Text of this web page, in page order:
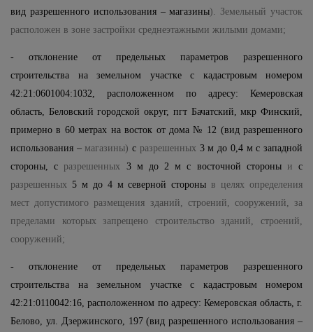
вид разрешенного использования – магазины). Земельный участок
расположен в зоне застройки среднеэтажными жилыми домами;
- отклонение от предельных параметров разрешенного
строительства на земельном участке с кадастровым номером
42:21:0601004:1032, расположенном по адресу: Кемеровская
область, Беловский городской округ, пгт Бачатский, мкр Финский,
примерно в 60 метрах на восток от дома № 12 (вид разрешенного
использования – магазины)с разрешенных 3 м до 0,4 м с западной
стороны, с разрешенных 3 м до 2 м с восточной стороныис
разрешенных 5 м до 4 м северной стороны в целях определения
мест допустимого размещения зданий, строений, сооружений, за
пределами которых запрещено строительство зданий, строений,
сооружений;
- отклонение от предельных параметров разрешенного
строительства на земельном участке с кадастровым номером
42:21:0110042:16, расположенном по адресу: Кемеровская область, г.
Белово, ул. Дзержинского, 197 (вид разрешенного использования –